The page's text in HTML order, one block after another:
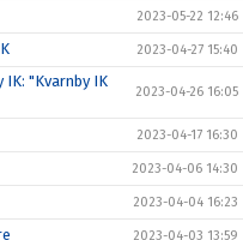
2023-05-22 12:46
2023-04-27 15:40
IK: "Kvarnby IK
2023-04-26 16:05
2023-04-17 16:30
2023-04-06 14:30
2023-04-04 16:23
2023-04-03 13:59